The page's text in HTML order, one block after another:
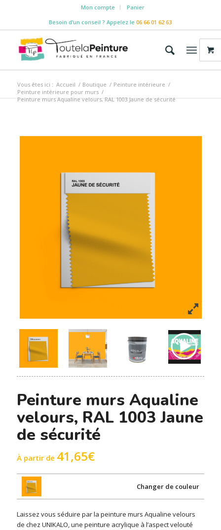
Mon compte
Panier
Besoin d‘un conseil ? Appelez le06 66 01 62 63
Vous êtes ici : Accueil / Boutique / Peinture intérieure /
Peinture intérieure pour murs /
Peinture murs Aqualine velours, RAL 1003 Jaune de sécurité
Peinture murs Aqualine
velours, RAL 1003 Jaune
de sécurité
À partir de 41,65€
Changer de couleur
Laissez vous séduire par la peinture murs Aqualine velours
de chez UNIKALO, une peinture acrylique à l’aspect velouté